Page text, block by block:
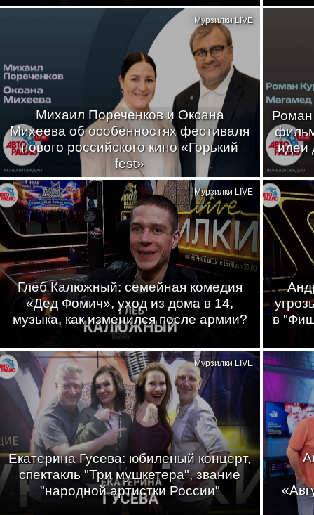
Михаил Пореченков и Оксана
Михеева об особенностях фестиваля
нового российского кино «Горький
fest»
Мурзилки LIVE
идеи
Глеб Калюжный: семейная комедия
«Дед Фомич», уход из дома в 14,
музыка, как изменился после армии?
Мурзилки LIVE
в
Екатерина Гусева: юбиленый концерт,
спектакль "Три мушкетера", звание
"народной артистки России"
Мурзилки LIVE